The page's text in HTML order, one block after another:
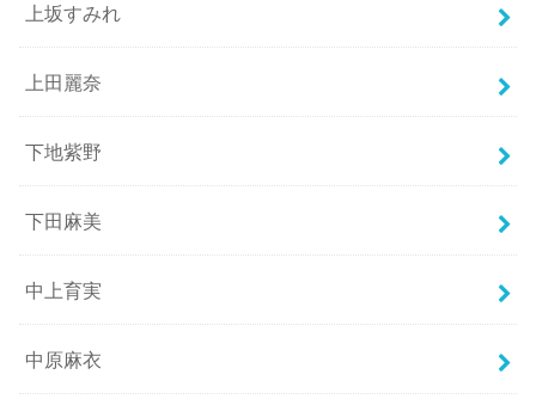
上坂すみれ
上田麗奈
下地紫野
下田麻美
中上育実
中原麻衣